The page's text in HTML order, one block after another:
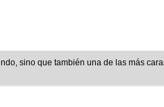
sino que también una de las más